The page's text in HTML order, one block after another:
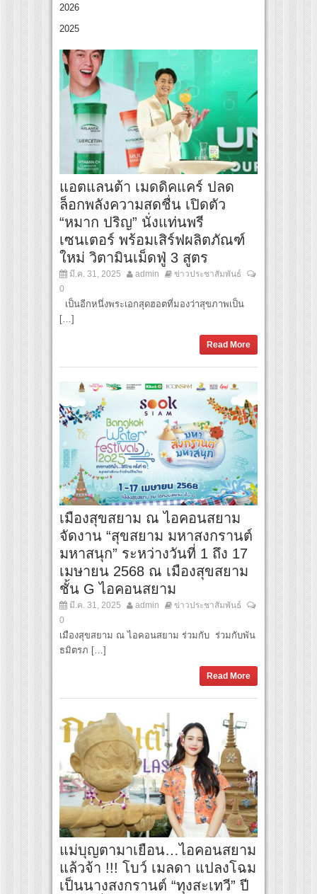
2026
2025
แอตแลนต้า เมดดิคแคร์ ปลด
ล็อกพลังความสดชื่น เปิดตัว
“หมาก ปริญ” นั่งแท่นพรี
เซนเตอร์ พร้อมเสิร์ฟผลิตภัณฑ์
ใหม่ วิตามินเม็ดฟู่ 3 สูตร
มี.ค. 31, 2025 admin
ข่าวประชาสัมพันธ์
0
เป็นอีกหนึ่งพระเอกสุดฮอตที่มองว่าสุขภาพเป็น
[…]
Read More
เมืองสุขสยาม ณ ไอคอนสยาม
จัดงาน “สุขสยาม มหาสงกรานต์
มหาสนุก” ระหว่างวันที่ 1 ถึง 17
เมษายน 2568 ณ เมืองสุขสยาม
ชั้น G ไอคอนสยาม
มี.ค. 31, 2025 admin
ข่าวประชาสัมพันธ์
0
เมืองสุขสยาม ณ ไอคอนสยาม ร่วมกับ ร่วมกับพัน
ธมิตรภ […]
Read More
แม่บุญตามาเยือน…ไอคอนสยาม
แล้วจ้า !!! โบว์ เมลดา แปลงโฉม
เป็นนางสงกรานต์ “ทุงสะเทวี” ปี